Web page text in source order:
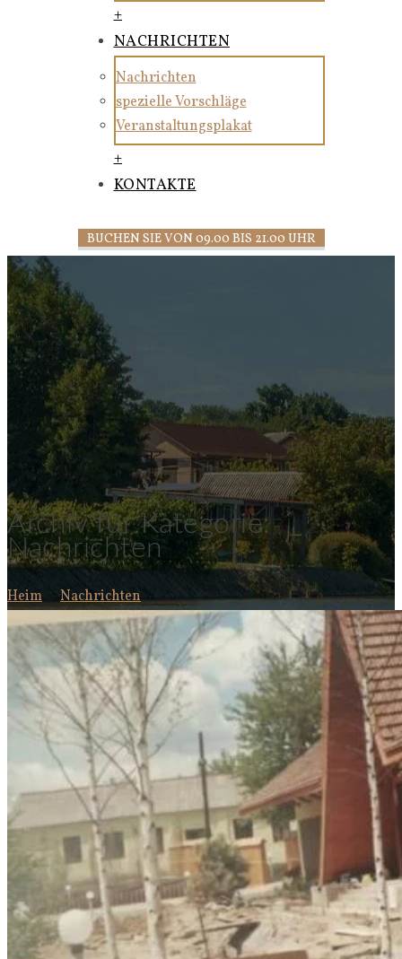
+
NACHRICHTEN
Nachrichten
spezielle Vorschläge
Veranstaltungsplakat
+
KONTAKTE
BUCHEN SIE VON 09.00 BIS 21.00 UHR
Archiv für Kategorie:
Nachrichten
Heim Nachrichten